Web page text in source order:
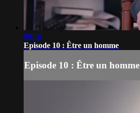
09:16
Episode 10 : Être un homme
Episode 10 : Être un homme